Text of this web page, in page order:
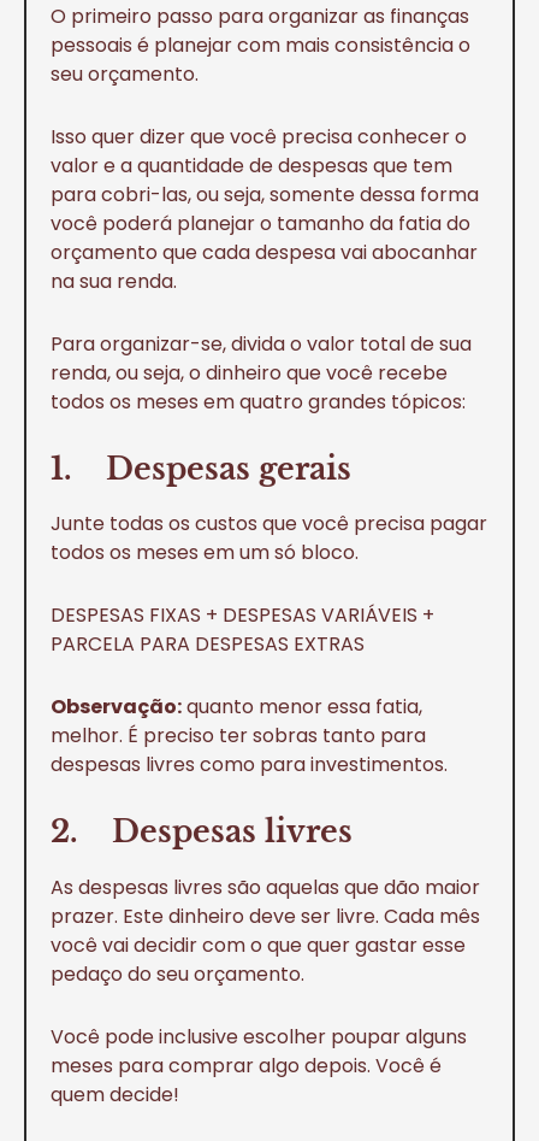
O primeiro passo para organizar as finanças
pessoais é planejar com mais consistência o
seu orçamento.
Isso quer dizer que você precisa conhecer o
valor e a quantidade de despesas que tem
para cobri-las, ou seja, somente dessa forma
você poderá planejar o tamanho da fatia do
orçamento que cada despesa vai abocanhar
na sua renda.
Para organizar-se, divida o valor total de sua
renda, ou seja, o dinheiro que você recebe
todos os meses em quatro grandes tópicos:
1. Despesas gerais
Junte todas os custos que você precisa pagar
todos os meses em um só bloco.
DESPESAS FIXAS + DESPESAS VARIÁVEIS +
PARCELA PARA DESPESAS EXTRAS
Observação:quanto menor essa fatia,
melhor. É preciso ter sobras tanto para
despesas livres como para investimentos.
2. Despesas livres
As despesas livres são aquelas que dão maior
prazer. Este dinheiro deve ser livre. Cada mês
você vai decidir com o que quer gastar esse
pedaço do seu orçamento.
Você pode inclusive escolher poupar alguns
meses para comprar algo depois. Você é
quem decide!